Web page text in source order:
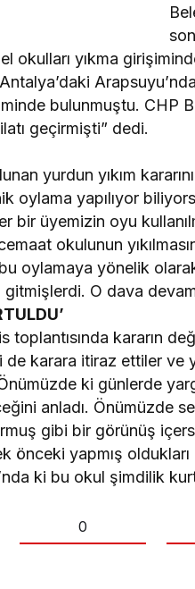
okulları yıkma
bulunmuştu. CHP
geçirmişti” dedi.
yurdun yıkım
oylama yapılıyor
bir üyemizin oyu
okulunun
oylamaya yönelik
O dava
toplantısında kararın
de karara itiraz ettiler ve
ki günlerde
anladı. Önümüzde
gibi bir görünüş
önceki yapmış
ki bu okul şimdilik
0